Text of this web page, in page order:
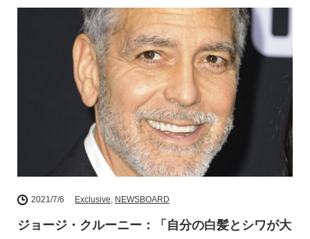
2021/7/6 Exclusive NEWSBOARD
ジョージ・クルーニー：「自分の白髪とシワが大